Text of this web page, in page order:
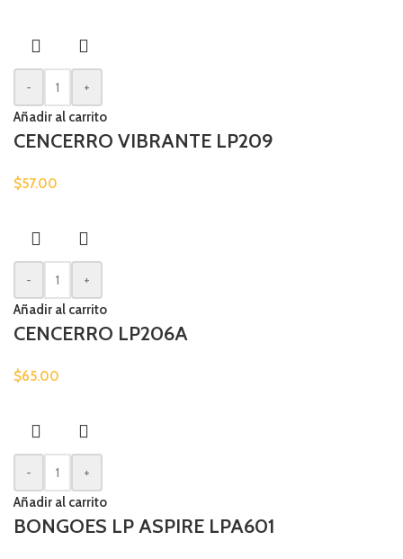
-
+
Añadir al carrito
CENCERRO VIBRANTE LP209
$57.00
-
+
Añadir al carrito
CENCERRO LP206A
$65.00
-
+
Añadir al carrito
BONGOES LP ASPIRE LPA601